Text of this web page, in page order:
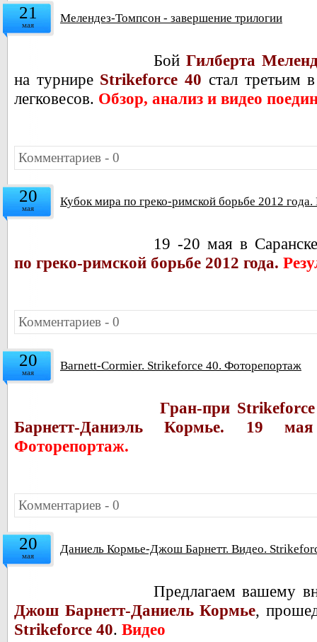
21
мая Мелендез-Томпсон - завершение трилогии
Бой Гилберта
на турнире Strikеforce 40 стал третьим
легковесов. Обзор, анализ и видео
Комментариев - 0
20
мая Кубок мира по греко-римской борьбе 2012 года.
19 -20 мая в
по греко-римской борьбе 2012 года.
Комментариев - 0
20
мая Barnett-Cormier. Strikeforce 40. Фоторепортаж
Гран-при
Барнетт-Даниэль Кормье. 19
Фоторепортаж.
Комментариев - 0
20
мая Даниель Кормье-Джош Барнетт. Видео.
Предлагаем вашему
Джош Барнетт-Даниель Кормье,
Strikeforce 40. Видео